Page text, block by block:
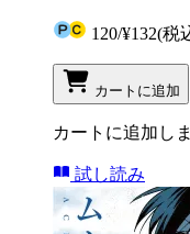
120/¥132(税
カートに追加
カートに追加し
試し読み